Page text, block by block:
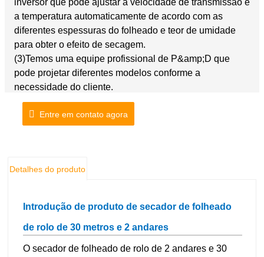
inversor que pode ajustar a velocidade de transmissão e
a temperatura automaticamente de acordo com as
diferentes espessuras do folheado e teor de umidade
para obter o efeito de secagem.
(3)Temos uma equipe profissional de P&amp;D que
pode projetar diferentes modelos conforme a
necessidade do cliente.
Entre em contato agora
Detalhes do produto
Introdução de produto de secador de folheado
de rolo de 30 metros e 2 andares
O secador de folheado de rolo de 2 andares e 30